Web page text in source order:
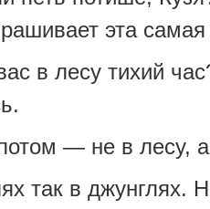
эта
в лесу тихий
— не в лесу, а
так в джунглях.